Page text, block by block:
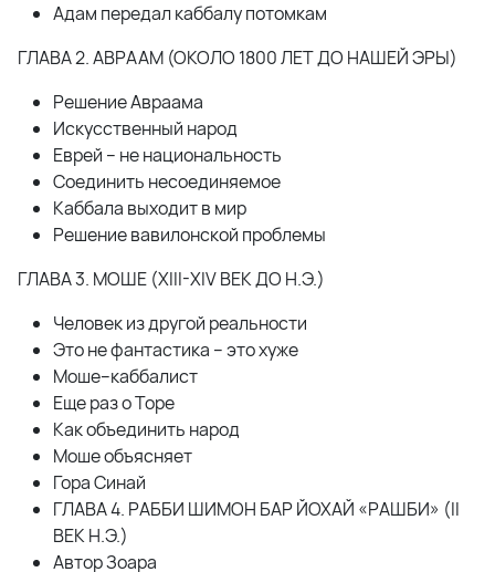
Адам передал каббалу потомкам
ГЛАВА 2. АВРААМ (ОКОЛО 1800 ЛЕТ ДО НАШЕЙ ЭРЫ)
Решение Авраама
Искусственный народ
Еврей – не национальность
Соединить несоединяемое
Каббала выходит в мир
Решение вавилонской проблемы
ГЛАВА 3. МОШЕ (XIII-XIV ВЕК ДО Н.Э.)
Человек из другой реальности
Это не фантастика – это хуже
Моше–каббалист
Еще раз о Торе
Как объединить народ
Моше объясняет
Гора Синай
ГЛАВА 4. РАББИ ШИМОН БАР ЙОХАЙ «РАШБИ» (II
ВЕК Н.Э.)
Автор Зоара